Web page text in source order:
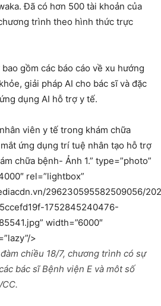
Đã có hơn 500 tài khoản của
trình theo hình thức trực
gồm các báo cáo về xu hướng
giải pháp AI cho bác sĩ và đặc
dụng AI hỗ trợ y tế.
viên y tế trong khám chữa
mắt ứng dụng trí tuệ nhân tạo hỗ trợ
chữa bệnh- Ảnh 1.” type=”photo”
rel=”lightbox”
296230595582509056/
1752845240476-
width=”6000″
>
chiều 18/7, chương trình có sự
bác sĩ Bệnh viện E và môt số